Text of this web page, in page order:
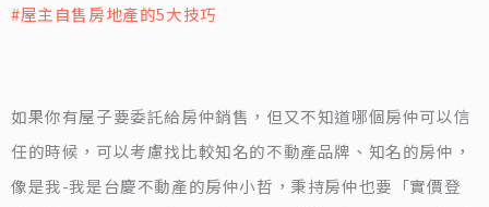
#屋主自售房地產的5大技巧
如果你有屋子要委託給房仲銷售，但又不知道哪個房仲可以信
任的時候，可以考慮找比較知名的不動產品牌、知名的房仲，
像是我-我是台慶不動產的房仲小哲，秉持房仲也要「實價登